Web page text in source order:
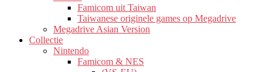
Famicom uit Taiwan
Taiwanese originele games op Megadrive
Megadrive Asian Version
Collectie
Nintendo
Famicom & NES